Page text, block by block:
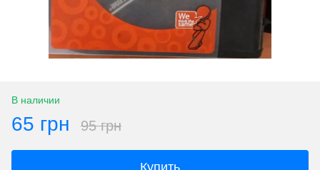
В наличии
65 грн 95 грн
Купить